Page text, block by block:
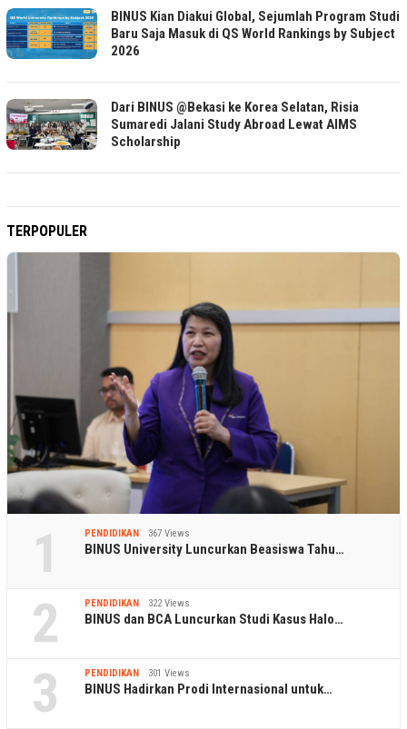
BINUS Kian Diakui Global, Sejumlah Program Studi
Baru Saja Masuk di QS World Rankings by Subject
2026
Dari BINUS @Bekasi ke Korea Selatan, Risia
Sumaredi Jalani Study Abroad Lewat AIMS
Scholarship
TERPOPULER
1 PENDIDIKAN 367 Views
BINUS University Luncurkan Beasiswa Tahu…
2 PENDIDIKAN 322 Views
BINUS dan BCA Luncurkan Studi Kasus Halo…
3 PENDIDIKAN 301 Views
BINUS Hadirkan Prodi Internasional untuk…